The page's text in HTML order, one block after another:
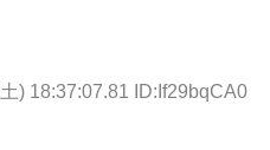
) 18:37:07.81 ID:If29bqCA0